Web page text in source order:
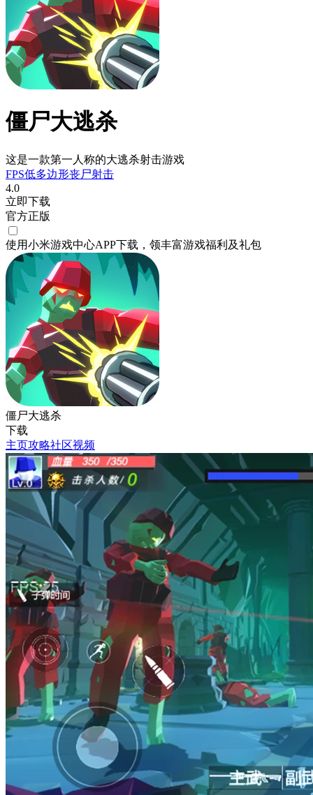
僵尸大逃杀
这是一款第一人称的大逃杀射击游戏
FPS低多边形丧尸射击
4.0
立即下载
官方正版
使用小米游戏中心APP下载 ，领丰富游戏福利 及礼包
僵尸大逃杀
下载
主页攻略社区视频